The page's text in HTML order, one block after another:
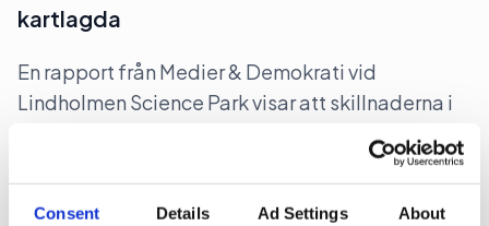
Consent Details Ad Settings About
kartlagda
En rapport från Medier & Demokrati vid
Lindholmen Science Park visar att skillnaderna i
medieanvändning mellan personer som har
kommit hit som immigranters och människor med